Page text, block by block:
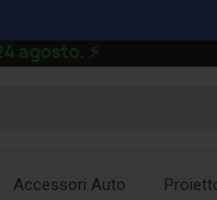
⚡
Accessori Auto